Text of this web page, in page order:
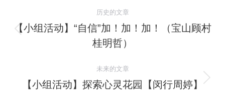
章
历史的文章
史
章：
【小组活动】“自信”加！加！加！（宝山顾村
桂明哲）
未来的文章
未
【小组活动】探索心灵花园【闵行周婷】